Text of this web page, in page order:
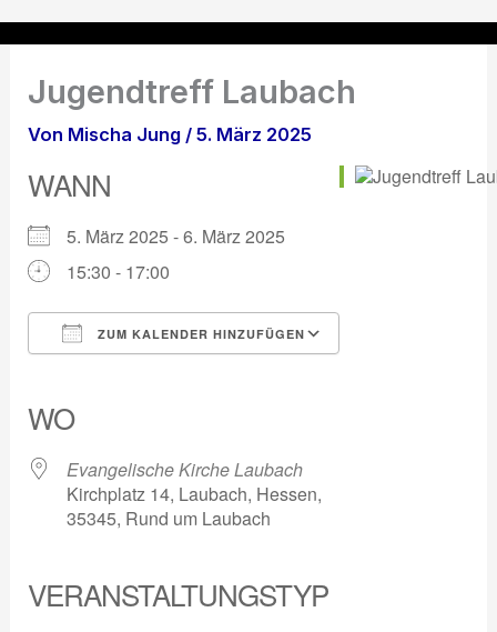
Inhalt
Jugendtreff Laubach
Von Mischa Jung /5. März 2025
WANN
5. März 2025 - 6. März 2025
15:30 - 17:00
ZUM KALENDER HINZUFÜGEN
WO
Evangelische Kirche Laubach
Kirchplatz 14, Laubach, Hessen,
35345, Rund um Laubach
VERANSTALTUNGSTYP